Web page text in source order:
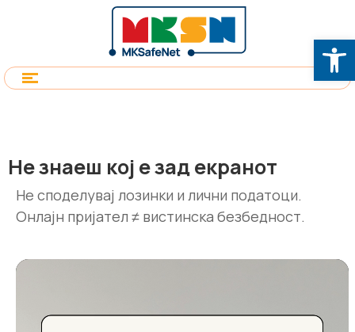
Не знаеш кој е зад екранот
Не споделувај лозинки и лични податоци.
Онлајн пријател ≠ вистинска безбедност.